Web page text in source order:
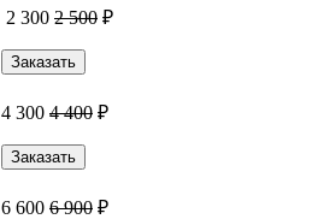
2 300 2 500 ₽
Заказать
4 300 4 400 ₽
Заказать
6 600 6 900 ₽